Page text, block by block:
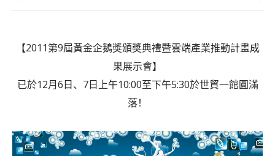
【2011第9屆黃金企鵝獎頒獎典禮暨雲端產業推動計畫成
果展示會】
已於12月6日、7日上午10:00至下午5:30於世貿一館圓滿
落！